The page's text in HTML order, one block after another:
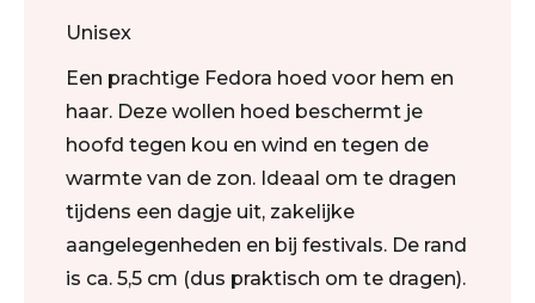
Unisex
Een prachtige Fedora hoed voor hem en
haar. Deze wollen hoed beschermt je
hoofd tegen kou en wind en tegen de
warmte van de zon. Ideaal om te dragen
tijdens een dagje uit, zakelijke
aangelegenheden en bij festivals. De rand
is ca. 5,5 cm (dus praktisch om te dragen).